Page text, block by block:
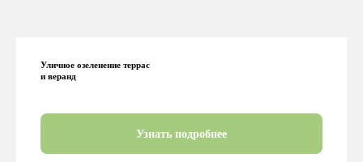
Уличное озеленение террас
и веранд
Узнать подробнее